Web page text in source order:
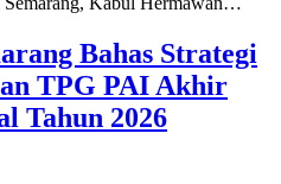
Bahas Strategi
TPG PAI Akhir
Tahun 2026